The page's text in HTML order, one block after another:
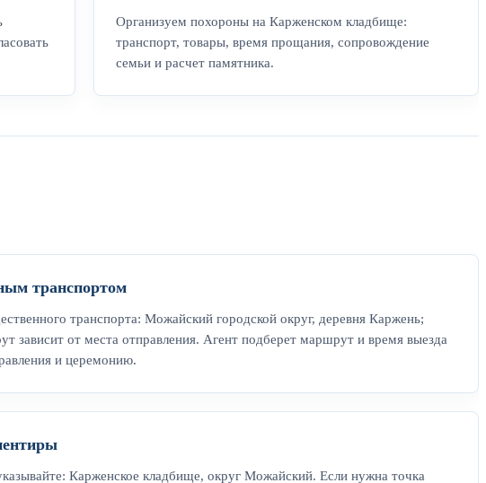
Организуем похороны на Карженском кладбище:
транспорт, товары, время прощания, сопровождение
семьи и расчет памятника.
транспортом
транспорта: Можайский городской округ, деревня Каржень;
зависит от места отправления. Агент подберет маршрут и время выезда
и церемонию.
Карженское кладбище, округ Можайский. Если нужна точка